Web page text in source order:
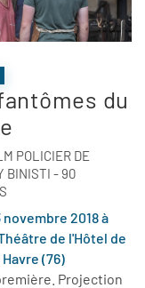
du
POLICIER DE
BINISTI - 90
novembre 2018 à
de l'Hôtel de
(76)
Projection